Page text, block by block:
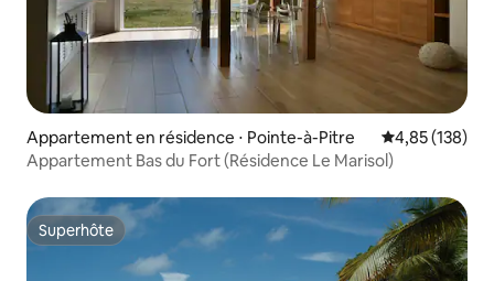
Appartement en résidence ⋅ Pointe-à-Pitre Évaluation
4,85 (138)
Appartement Bas du Fort (Résidence Le Marisol)
Superhôte
Superhôte